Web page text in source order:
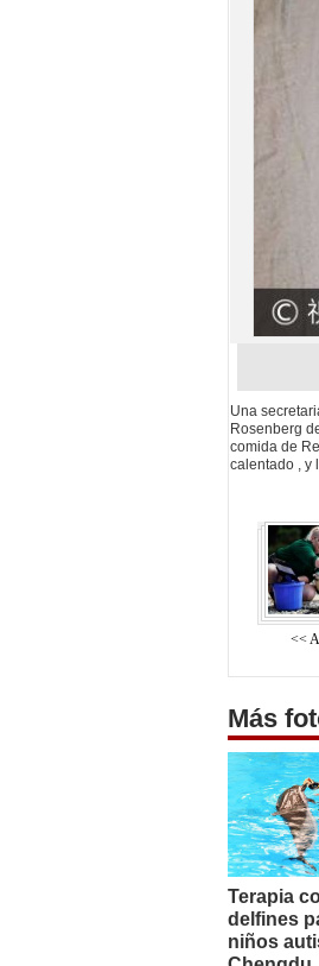
Una
Rosenberg
comida de
calentado , y
<<
Más
Terapia
delfines
niños